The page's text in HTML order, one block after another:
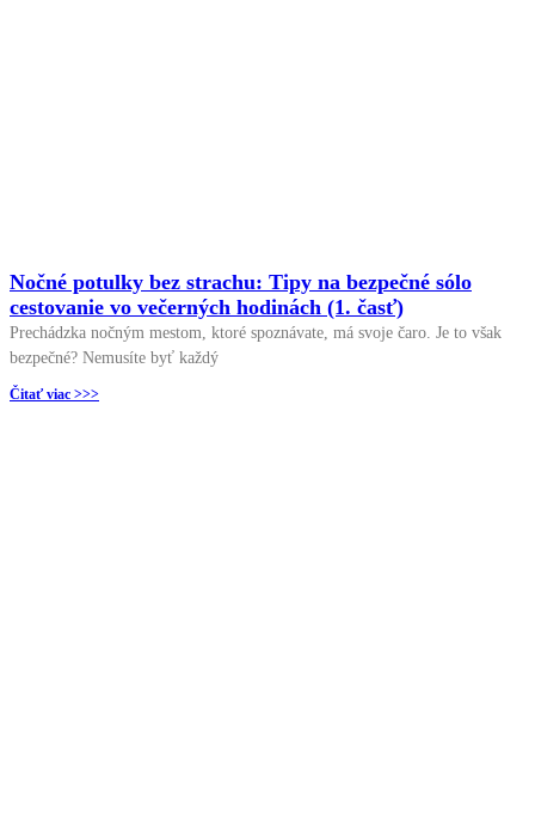
Nočné potulky bez strachu: Tipy na bezpečné sólo
cestovanie vo večerných hodinách (1. časť)
Prechádzka nočným mestom, ktoré spoznávate, má svoje čaro. Je to však
bezpečné? Nemusíte byť každý
Čitať viac >>>